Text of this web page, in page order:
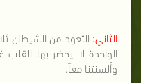
الثاني: التعوذ من الشيطان
الواحدة لا يحضر بها القلب
وألسنتنا معاً.